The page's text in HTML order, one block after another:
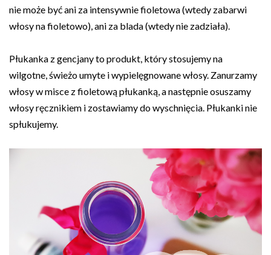
nie może być ani za intensywnie fioletowa (wtedy zabarwi
włosy na fioletowo), ani za blada (wtedy nie zadziała).
Płukanka z gencjany to produkt, który stosujemy na
wilgotne, świeżo umyte i wypielęgnowane włosy. Zanurzamy
włosy w misce z fioletową płukanką, a następnie osuszamy
włosy ręcznikiem i zostawiamy do wyschnięcia. Płukanki nie
spłukujemy.